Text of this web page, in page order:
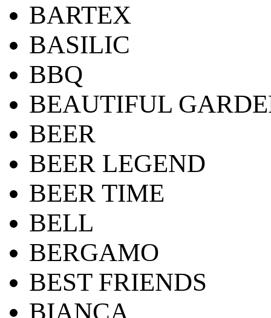
BARTEX
BASILIC
BBQ
BEAUTIFUL
BEER
BEER LEGEND
BEER TIME
BELL
BERGAMO
BEST FRIENDS
BIANCA